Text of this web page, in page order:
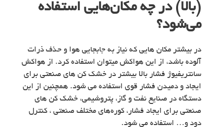
(بالا) در چه مکان‌هایی استفاده
می‌شود؟
در بیشتر مکان هایی که نیاز به جابجایی هوا و حذف ذرات
آلوده باشد، از این هواکش میتوان استفاده کرد. از هواکش
سانتریفیوژ فشار بالا بیشتر در خشک کن های صنعتی برای
ایجاد و دمیدن فشار قوی استفاده می شود. همچنین از این
دستگاه در صنایع نفت و گاز، پتروشیمی، خشک کن های
صنعتی برای ایجاد فشار، کوره‌های مختلف صنعتی ، کنترل
دود و… استفاده می شود.